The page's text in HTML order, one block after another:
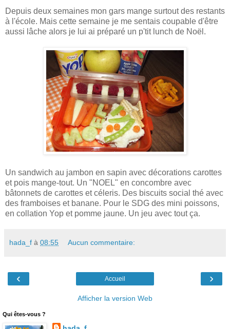
Depuis deux semaines mon gars mange surtout des restants
à l'école. Mais cette semaine je me sentais coupable d'être
aussi lâche alors je lui ai préparé un p'tit lunch de Noël.
Un sandwich au jambon en sapin avec décorations carottes
et pois mange-tout. Un "NOEL" en concombre avec
bâtonnets de carottes et céleris. Des biscuits social thé avec
des framboises et banane. Pour le SDG des mini poissons,
en collation Yop et pomme jaune. Un jeu avec tout ça.
hada_f à 08:55 Aucun commentaire:
‹ ›
Accueil
Afficher la version Web
Qui êtes-vous ?